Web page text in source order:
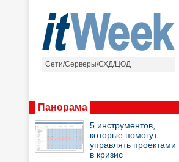
Сети/Серверы/СХД/ЦОД
Панорама
5 инструментов,
которые помогут
управлять проектами
в кризис